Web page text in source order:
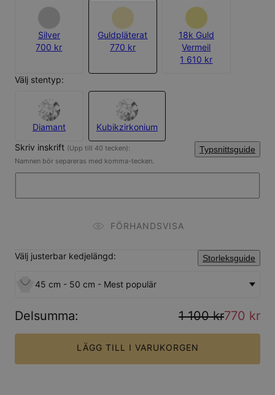
Silver
700 kr
Guldpläterat
770 kr
18k Guld
Vermeil
1 610 kr
Välj stentyp:
Diamant
Kubikzirkonium
Skriv inskrift (Upp till 40 tecken): Typsnittsguide
Namnen bör separeras med komma-tecken.
FÖRHANDSVISA
Välj justerbar kedjelängd: Storleksguide
45 cm - 50 cm - Mest populär
Delsumma: 1 100 kr770 kr
LÄGG TILL I VARUKORGEN